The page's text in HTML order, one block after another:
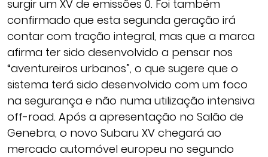
surgir um XV de emissões 0. Foi também
confirmado que esta segunda geração irá
contar com tração integral, mas que a marca
afirma ter sido desenvolvido a pensar nos
“aventureiros urbanos”, o que sugere que o
sistema terá sido desenvolvido com um foco
na segurança e não numa utilização intensiva
off-road. Após a apresentação no Salão de
Genebra, o novo Subaru XV chegará ao
mercado automóvel europeu no segundo